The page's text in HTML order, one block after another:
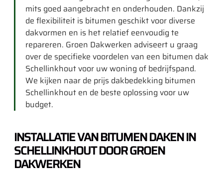
mits goed aangebracht en onderhouden. Dankzij
de flexibiliteit is bitumen geschikt voor diverse
dakvormen en is het relatief eenvoudig te
repareren. Groen Dakwerken adviseert u graag
over de specifieke voordelen van een bitumen dak
Schellinkhout voor uw woning of bedrijfspand.
We kijken naar de prijs dakbedekking bitumen
Schellinkhout en de beste oplossing voor uw
budget.
INSTALLATIE VAN BITUMEN DAKEN IN
SCHELLINKHOUT DOOR GROEN
DAKWERKEN